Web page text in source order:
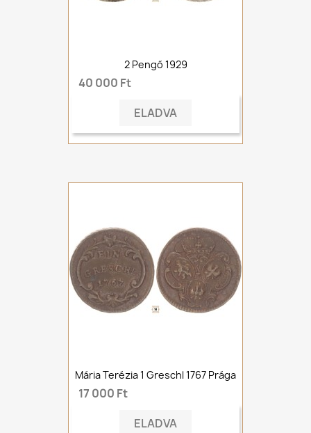
2 Pengő 1929
40 000 Ft
ELADVA
Mária Terézia 1 Greschl 1767 Prága
17 000 Ft
ELADVA